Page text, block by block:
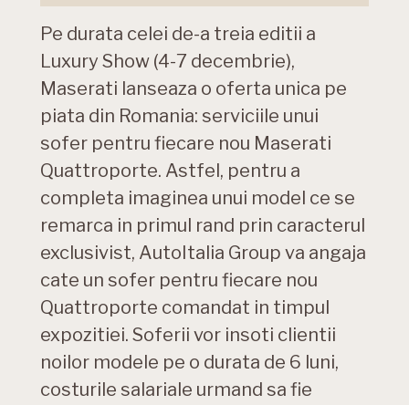
Pe durata celei de-a treia editii a
Luxury Show (4-7 decembrie),
Maserati lanseaza o oferta unica pe
piata din Romania: serviciile unui
sofer pentru fiecare nou Maserati
Quattroporte. Astfel, pentru a
completa imaginea unui model ce se
remarca in primul rand prin caracterul
exclusivist, AutoItalia Group va angaja
cate un sofer pentru fiecare nou
Quattroporte comandat in timpul
expozitiei. Soferii vor insoti clientii
noilor modele pe o durata de 6 luni,
costurile salariale urmand sa fie